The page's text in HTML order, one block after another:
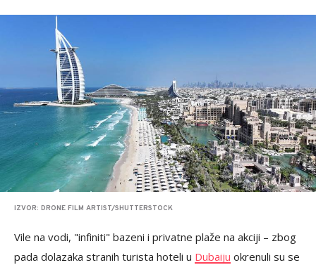
IZVOR: DRONE FILM ARTIST/SHUTTERSTOCK
Vile na vodi, "infiniti" bazeni i privatne plaže na akciji – zbog
pada dolazaka stranih turista hoteli u Dubaiju okrenuli su se